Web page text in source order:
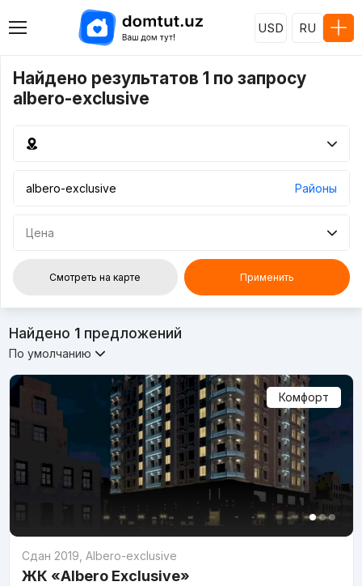
USD RU
Найдено результатов 1 по запросу
albero-exclusive
Районы
Цена
Смотреть на карте Применить
Найдено 1предложений
По умолчанию
Комфорт
Сдан 2019 Albero-exclusive
ЖК «Albero Exclusive»